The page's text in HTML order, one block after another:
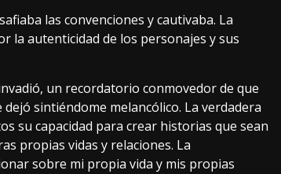
las convenciones y cautivaba. La
la autenticidad de los personajes y sus
un recordatorio conmovedor de que
sintiéndome melancólico. La verdadera
su capacidad para crear historias que sean
propias vidas y relaciones. La
sobre mi propia vida y mis propias